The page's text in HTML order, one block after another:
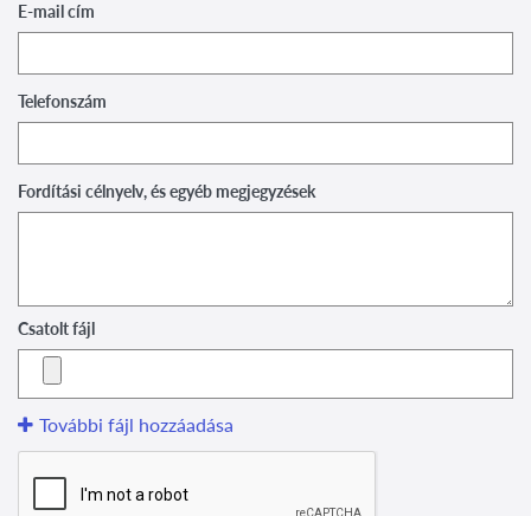
E-mail cím
Telefonszám
Fordítási célnyelv, és egyéb megjegyzések
Csatolt fájl
További fájl hozzáadása